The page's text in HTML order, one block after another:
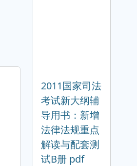
2011国家司法
考试新大纲辅
导用书：新增
法律法规重点
解读与配套测
试B册 pdf